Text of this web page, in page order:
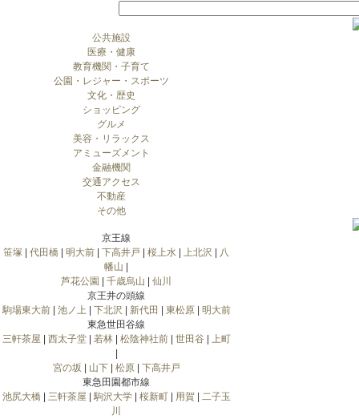
公共施設
医療・健康
教育機関・子育て
公園・レジャー・スポーツ
文化・歴史
ショッピング
グルメ
美容・リラックス
アミューズメント
金融機関
交通アクセス
不動産
その他
京王線
笹塚
代田橋 明大前 下高井戸 桜上水 上北沢
八
幡山
芦花公園
千歳烏山
仙川
京王井の頭線
駒場東大前| 池ノ上 下北沢 新代田 東松原| 明大前
東急世田谷線
三軒茶屋
西太子堂| 若林| 松陰神社前| 世田谷
上町
宮の坂
山下| 松原| 下高井戸
東急田園都市線
池尻大橋| 三軒茶屋 駒沢大学| 桜新町| 用賀| 二子玉
川